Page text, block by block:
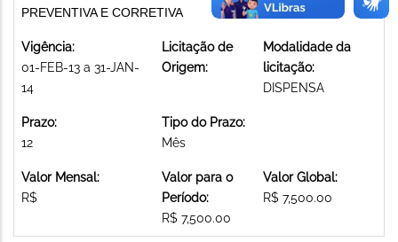
PREVENTIVA E CORRETIVA
Vigência:
01-FEB-13 a 31-JAN-
14
Licitação de
Origem:
Modalidade da
licitação:
DISPENSA
Prazo:
12
Tipo do Prazo:
Mês
Valor Mensal:
R$
Valor para o
Período:
R$ 7,500.00
Valor Global:
R$ 7,500.00